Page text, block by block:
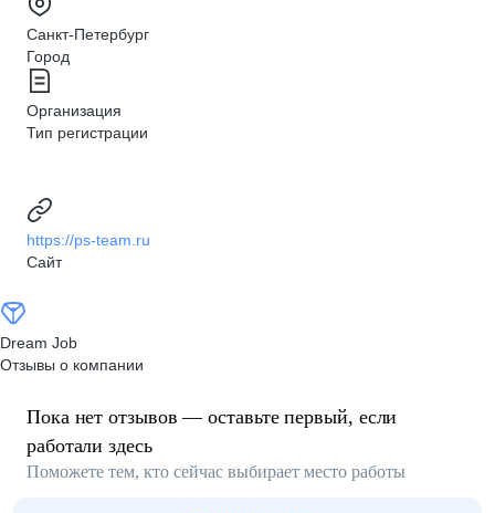
Санкт-Петербург
Город
Организация
Тип регистрации
https://ps-team.ru
Сайт
Dream Job
Отзывы о компании
Пока нет отзывов — оставьте первый, если
работали здесь
Поможете тем, кто сейчас выбирает место работы